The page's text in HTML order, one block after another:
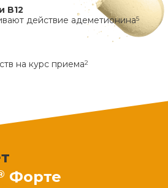
B12
действие адеметионина5
на курс приема2
Форте